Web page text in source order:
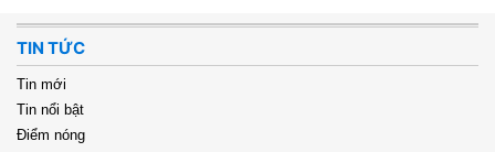
TIN TỨC
Tin mới
Tin nổi bật
Điểm nóng